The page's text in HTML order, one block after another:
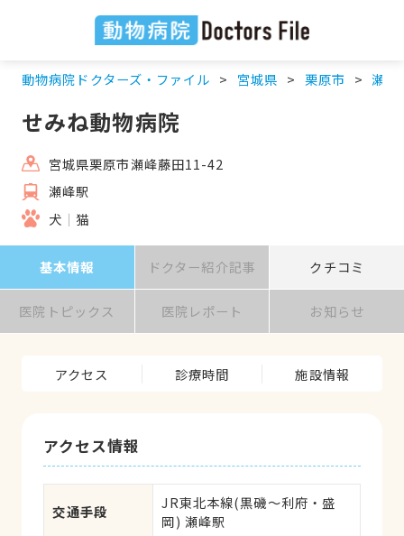
動物病院ドクターズ・ファイル 宮城県 栗原市 瀬峰
せみね動物病院
宮城県栗原市瀬峰藤田11-42
瀬峰駅
犬
猫
基本情報 ドクター紹介記事 クチコミ
医院トピックス 医院レポート お知らせ
アクセス 診療時間 施設情報
アクセス情報
交通手段
JR東北本線(黒磯～利府・盛
岡) 瀬峰駅